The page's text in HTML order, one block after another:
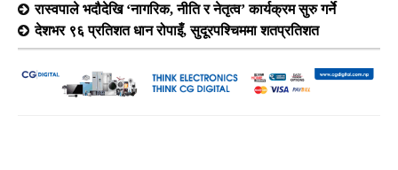
रास्वपाले भदौदेखि ‘नागरिक, नीति र नेतृत्व’ कार्यक्रम सुरु गर्ने
देशभर ९६ प्रतिशत धान रोपाइँ, सुदूरपश्चिममा शतप्रतिशत